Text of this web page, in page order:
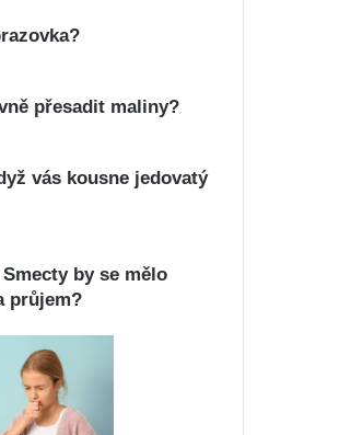
přesadit maliny?
vás kousne jedovatý
by se mělo
průjem?